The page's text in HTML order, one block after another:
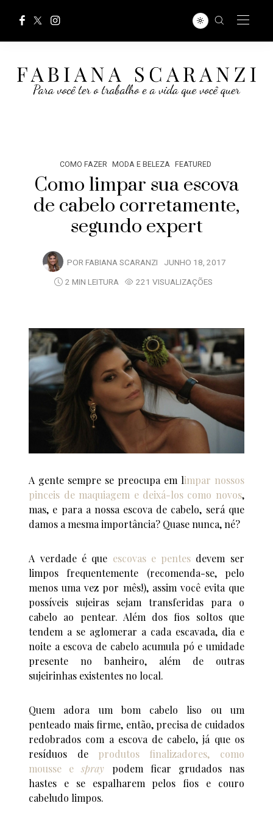
COMO FAZER MODA E BELEZA FEATURED
Como limpar sua escova
de cabelo corretamente,
segundo expert
POR FABIANA SCARANZI JUNHO 18, 2017
2 MIN LEITURA
221 VISUALIZAÇÕES
A gente sempre se preocupa em limpar nossos
pinceis de maquiagem e deixá-los como novos,
mas, e para a nossa escova de cabelo, será que
damos a mesma importância? Quase nunca, né?
A verdade é que escovas e pentes devem ser
limpos frequentemente (recomenda-se, pelo
menos uma vez por mês!), assim você evita que
possíveis sujeiras sejam transferidas para o
cabelo ao pentear. Além dos fios soltos que
tendem a se aglomerar a cada escavada, dia e
noite a escova de cabelo acumula pó e umidade
presente no banheiro, além de outras
sujeirinhas existentes no local.
Quem adora um bom cabelo liso ou um
penteado mais firme, então, precisa de cuidados
redobrados com a escova de cabelo, já que os
resíduos de produtos finalizadores, como
mousse espray podem ficar grudados nas
hastes e se espalharem pelos fios e couro
cabeludo limpos.